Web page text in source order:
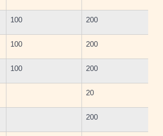
100 200
100 200
100 200
20
200